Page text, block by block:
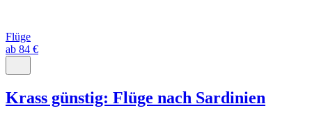
Flüge
ab 84 €
Krass günstig: Flüge nach Sardinien